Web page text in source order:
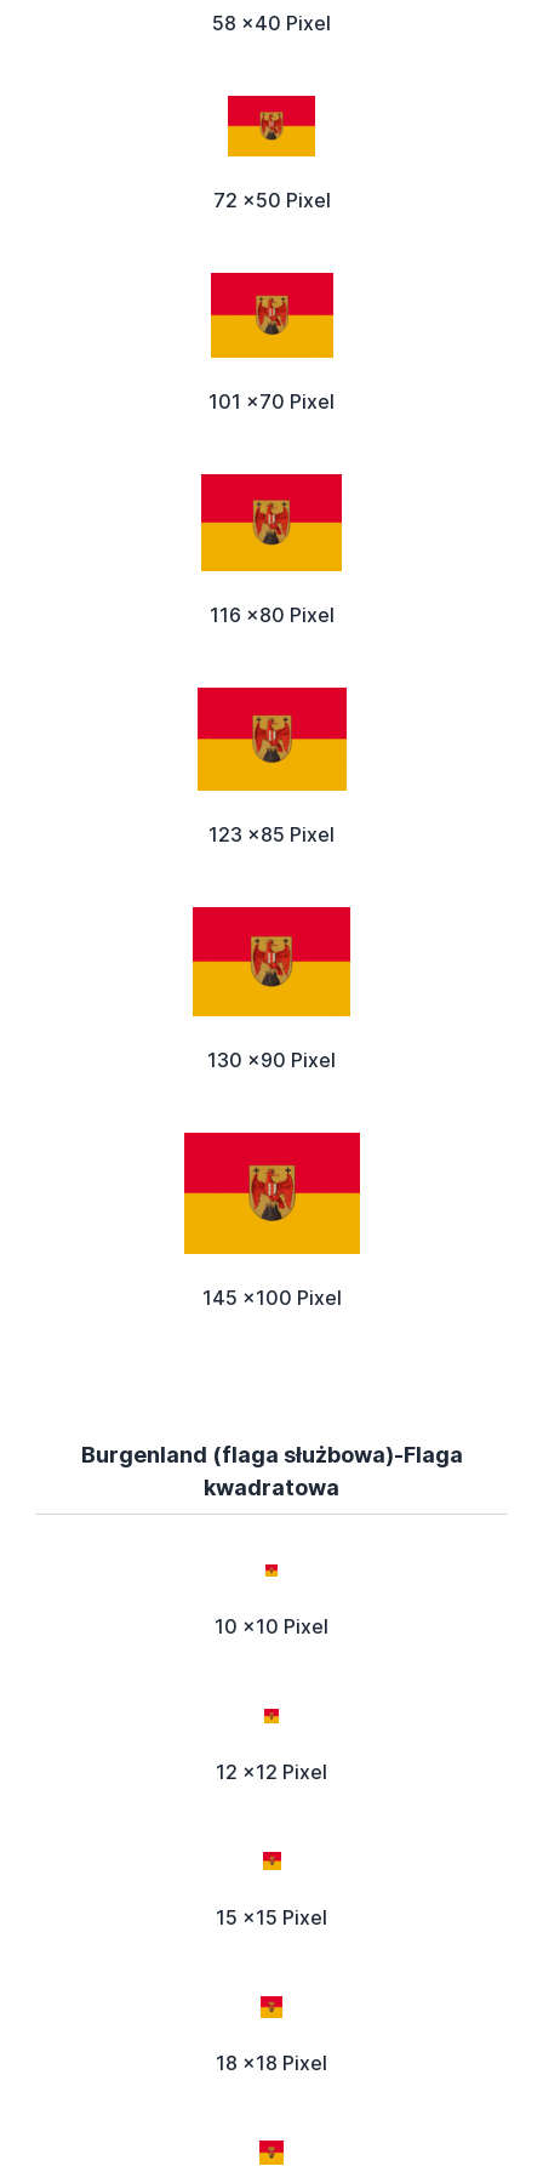
58 x40 Pixel
72 x50 Pixel
101 x70 Pixel
116 x80 Pixel
123 x85 Pixel
130 x90 Pixel
145 x100 Pixel
Burgenland (flaga służbowa)-Flaga
kwadratowa
10 x10 Pixel
12 x12 Pixel
15 x15 Pixel
18 x18 Pixel